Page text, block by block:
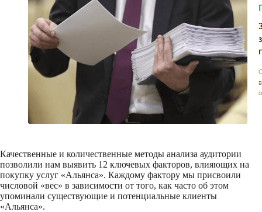
Качественные и количественные методы анализа аудитории
позволили нам выявить 12 ключевых факторов, влияющих на
покупку услуг «Альянса». Каждому фактору мы присвоили
числовой «вес» в зависимости от того, как часто об этом
упоминали существующие и потенциальные клиенты
«Альянса».